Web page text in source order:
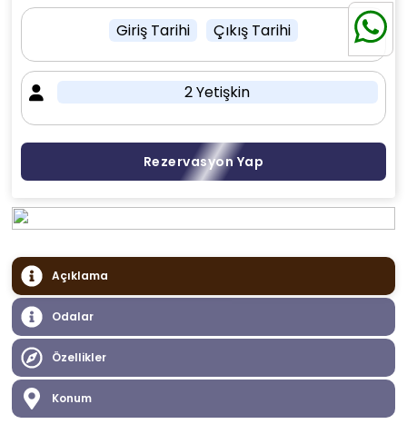
Giriş Tarihi Çıkış Tarihi
2 Yetişkin
Rezervasyon Yap
Açıklama
Odalar
Özellikler
Konum